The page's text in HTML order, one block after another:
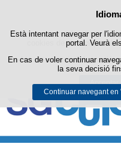
Aquest lloc web utilitza
cookies de tercers per
Podeu obtenir més informació
Acceptar
Està intentant navegar per
portal. Veurà
En cas de voler continuar
la seva decisió
Continuar navegant en